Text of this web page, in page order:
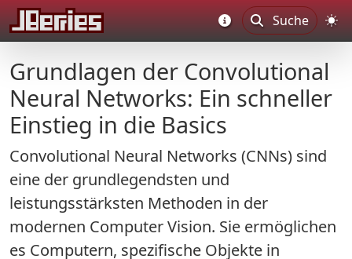
Suche
Grundlagen der Convolutional
Neural Networks: Ein schneller
Einstieg in die Basics
Convolutional Neural Networks (CNNs) sind
eine der grundlegendsten und
leistungsstärksten Methoden in der
modernen Computer Vision. Sie ermöglichen
es Computern, spezifische Objekte in